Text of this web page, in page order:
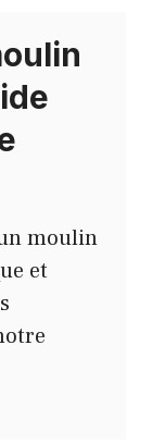
moulin
et